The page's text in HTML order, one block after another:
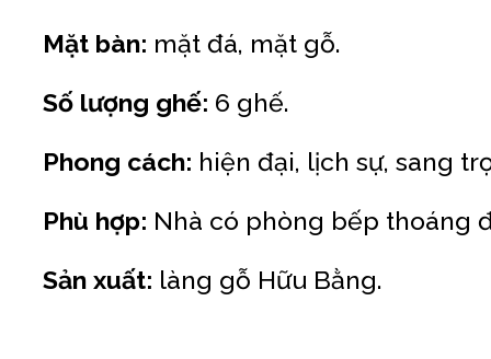
Mặt bàn: mặt đá, mặt gỗ.
Số lượng ghế: 6 ghế.
Phong cách: hiện đại, lịch sự, sang
Phù hợp: Nhà có phòng bếp thoáng
Sản xuất: làng gỗ Hữu Bằng.